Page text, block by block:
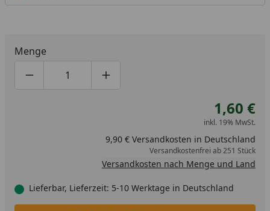
Menge
Produktmenge um eins verringern
Produktmenge manuell eingeben
Produktmenge um eins erhöhen
1,60 €
inkl. 19% MwSt.
9,90 € Versandkosten in Deutschland
Versandkostenfrei ab 251 Stück
Versandkosten nach Menge und Land
Lieferbar, Lieferzeit: 5-10 Werktage in Deutschland